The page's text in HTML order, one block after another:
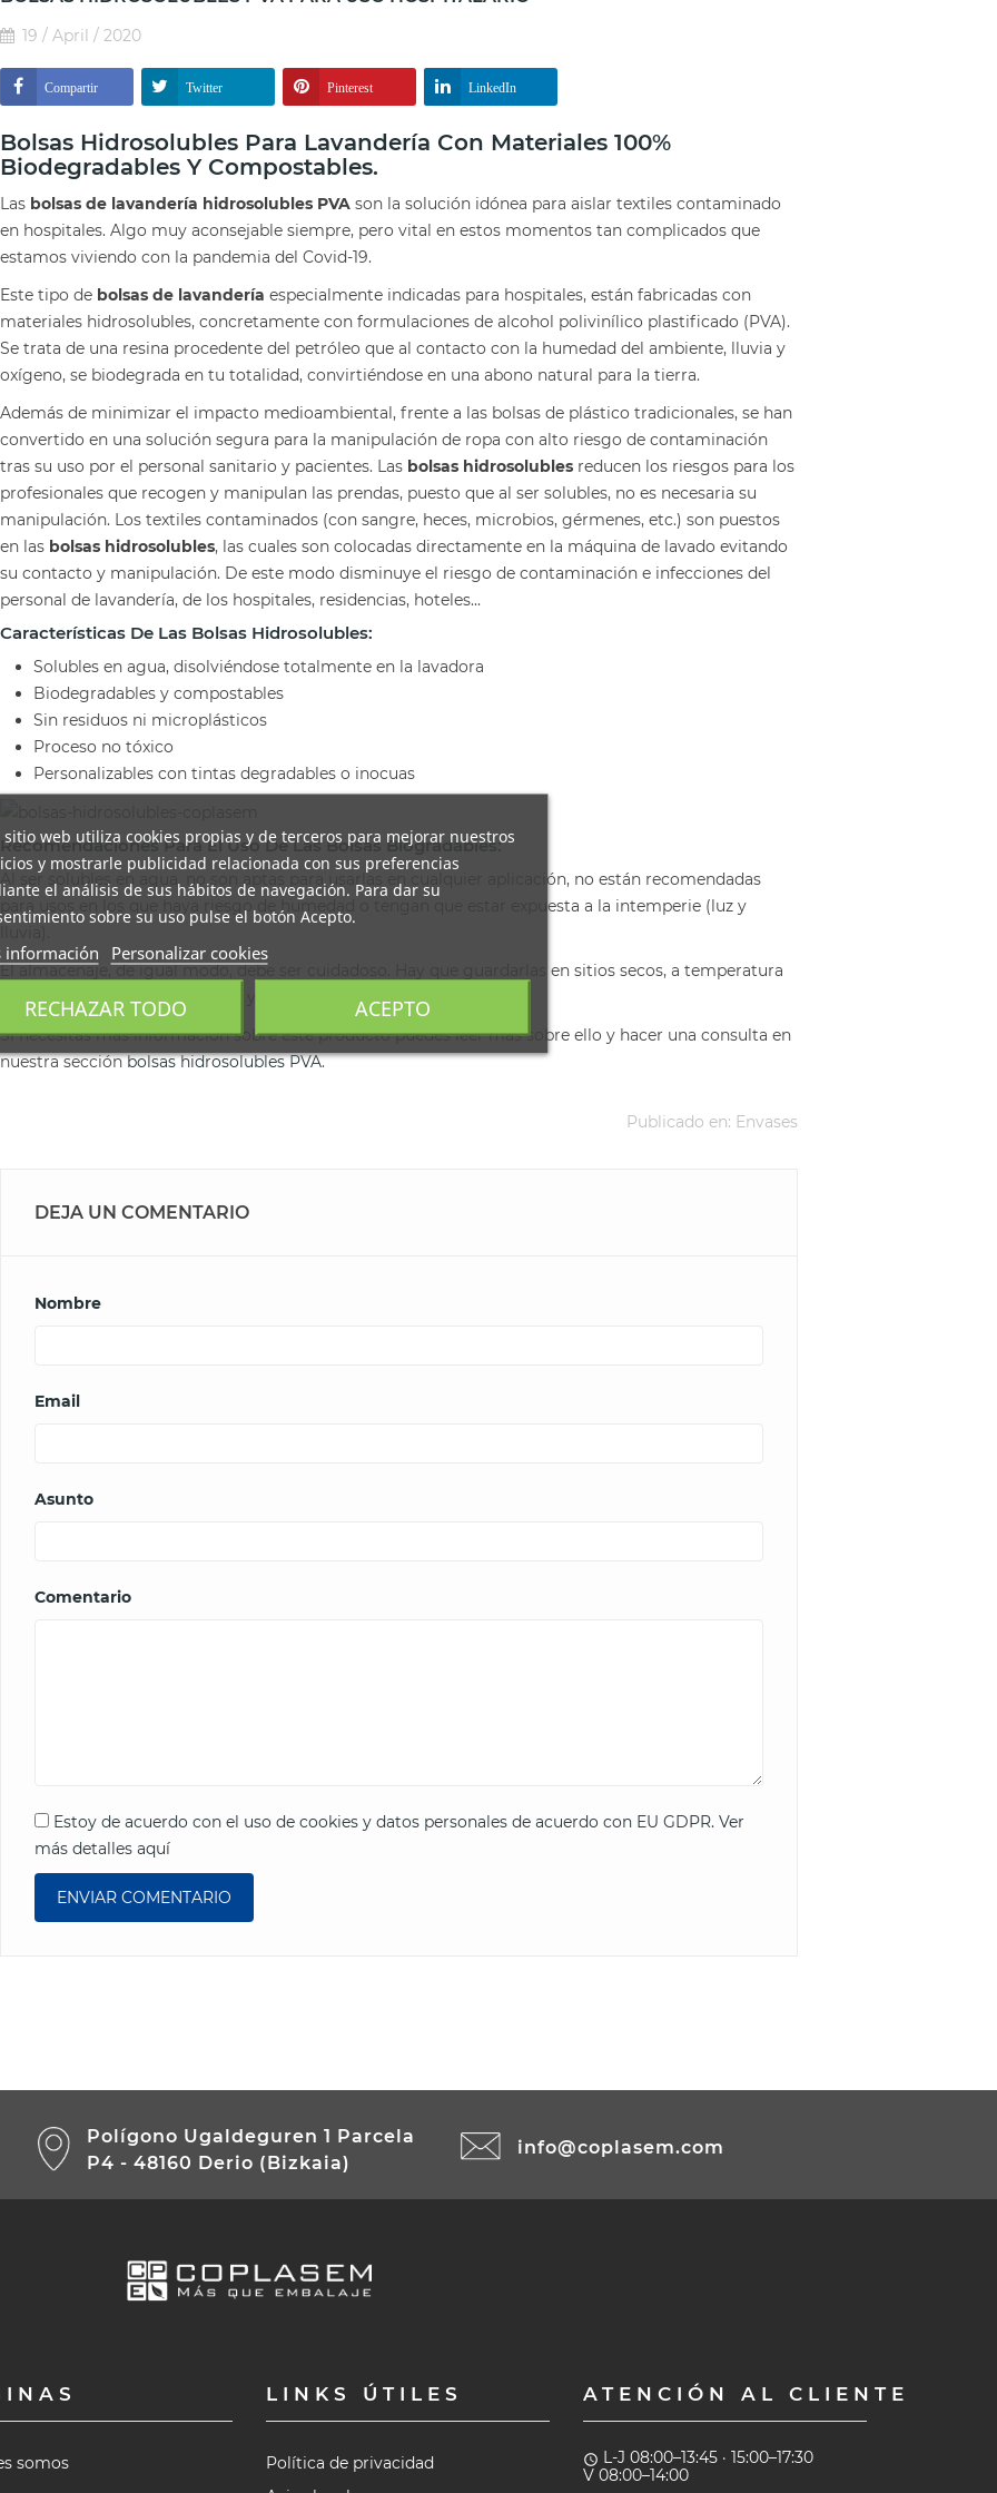
19 / April / 2020
Compartir Twitter Pinterest LinkedIn
Bolsas Hidrosolubles Para Lavandería Con Materiales 100%
Biodegradables Y Compostables.
Las bolsas de lavandería hidrosolubles PVA son la solución idónea para aislar textiles contaminado
en hospitales. Algo muy aconsejable siempre, pero vital en estos momentos tan complicados que
estamos viviendo con la pandemia del Covid-19.
Este tipo de bolsas de lavandería especialmente indicadas para hospitales, están fabricadas con
materiales hidrosolubles, concretamente con formulaciones de alcohol polivinílico plastificado (PVA).
Se trata de una resina procedente del petróleo que al contacto con la humedad del ambiente, lluvia y
oxígeno, se biodegrada en tu totalidad, convirtiéndose en una abono natural para la tierra.
Además de minimizar el impacto medioambiental, frente a las bolsas de plástico tradicionales, se han
convertido en una solución segura para la manipulación de ropa con alto riesgo de contaminación
tras su uso por el personal sanitario y pacientes. Las bolsas hidrosolubles reducen los riesgos para los
profesionales que recogen y manipulan las prendas, puesto que al ser solubles, no es necesaria su
manipulación. Los textiles contaminados (con sangre, heces, microbios, gérmenes, etc.) son puestos
en las bolsas hidrosolubles, las cuales son colocadas directamente en la máquina de lavado evitando
su contacto y manipulación. De este modo disminuye el riesgo de contaminación e infecciones del
personal de lavandería, de los hospitales, residencias, hoteles...
Características De Las Bolsas Hidrosolubles:
Solubles en agua, disolviéndose totalmente en la lavadora
Biodegradables y compostables
Sin residuos ni microplásticos
Proceso no tóxico
Personalizables con tintas degradables o inocuas
Recomendaciones Para El Uso De Las Bolsas Biogradables:
Al ser solubles en agua, no son aptas para usarlas en cualquier aplicación, no están recomendadas
para usos en los que haya riesgo de humedad o tengan que estar expuesta a la intemperie (luz y
El almacenaje, de igual modo, debe ser cuidadoso. Hay que guardarlas en sitios secos, a temperatura
constante y evitando humedad y la luz del sol de forma directa.
Si necesitas más información sobre este producto puedes leer más sobre ello y hacer una consulta en
nuestra secciónbolsas hidrosolubles PVA.
Publicado en: Envases
DEJA UN COMENTARIO
Nombre
Email
Asunto
Comentario
Estoy de acuerdo con el uso de cookies y datos personales de acuerdo con EU GDPR.Ver
más detalles aquí
Polígono Ugaldeguren 1 Parcela
P4 - 48160 Derio (Bizkaia)
info@coplasem.com
somos
LINKS ÚTILES
Política de privacidad
ATENCIÓN AL CLIENTE
access_time L-J 08:00–13:45 · 15:00–17:30
V 08:00–14:00
sitio web utiliza cookies propias y de terceros para mejorar nuestros
y mostrarle publicidad relacionada con sus preferencias
el análisis de sus hábitos de navegación. Para dar su
sobre su uso pulse el botón Acepto.
información Personalizar cookies
RECHAZAR TODO ACEPTO